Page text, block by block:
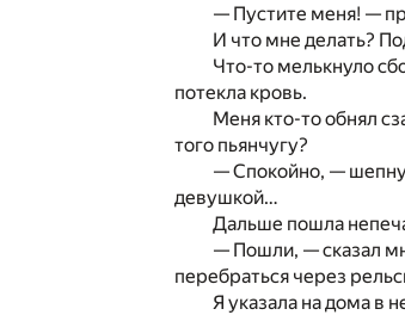
— Пустите меня! —
И что мне делать?
Что-то мелькнуло
потекла кровь.
Меня кто-то обнял
того пьянчугу?
— Спокойно, —
девушкой…
Дальше пошла
— Пошли, — сказал
перебраться через
Я указала на дома в